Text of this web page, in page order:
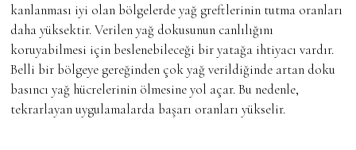
kanlanması iyi olan bölgelerde yağ greftlerinin tutma oranları
daha yüksektir. Verilen yağ dokusunun canlılığını
koruyabilmesi için beslenebileceği bir yatağa ihtiyacı vardır.
Belli bir bölgeye gereğinden çok yağ verildiğinde artan doku
basıncı yağ hücrelerinin ölmesine yol açar. Bu nedenle,
tekrarlayan uygulamalarda başarı oranları yükselir.